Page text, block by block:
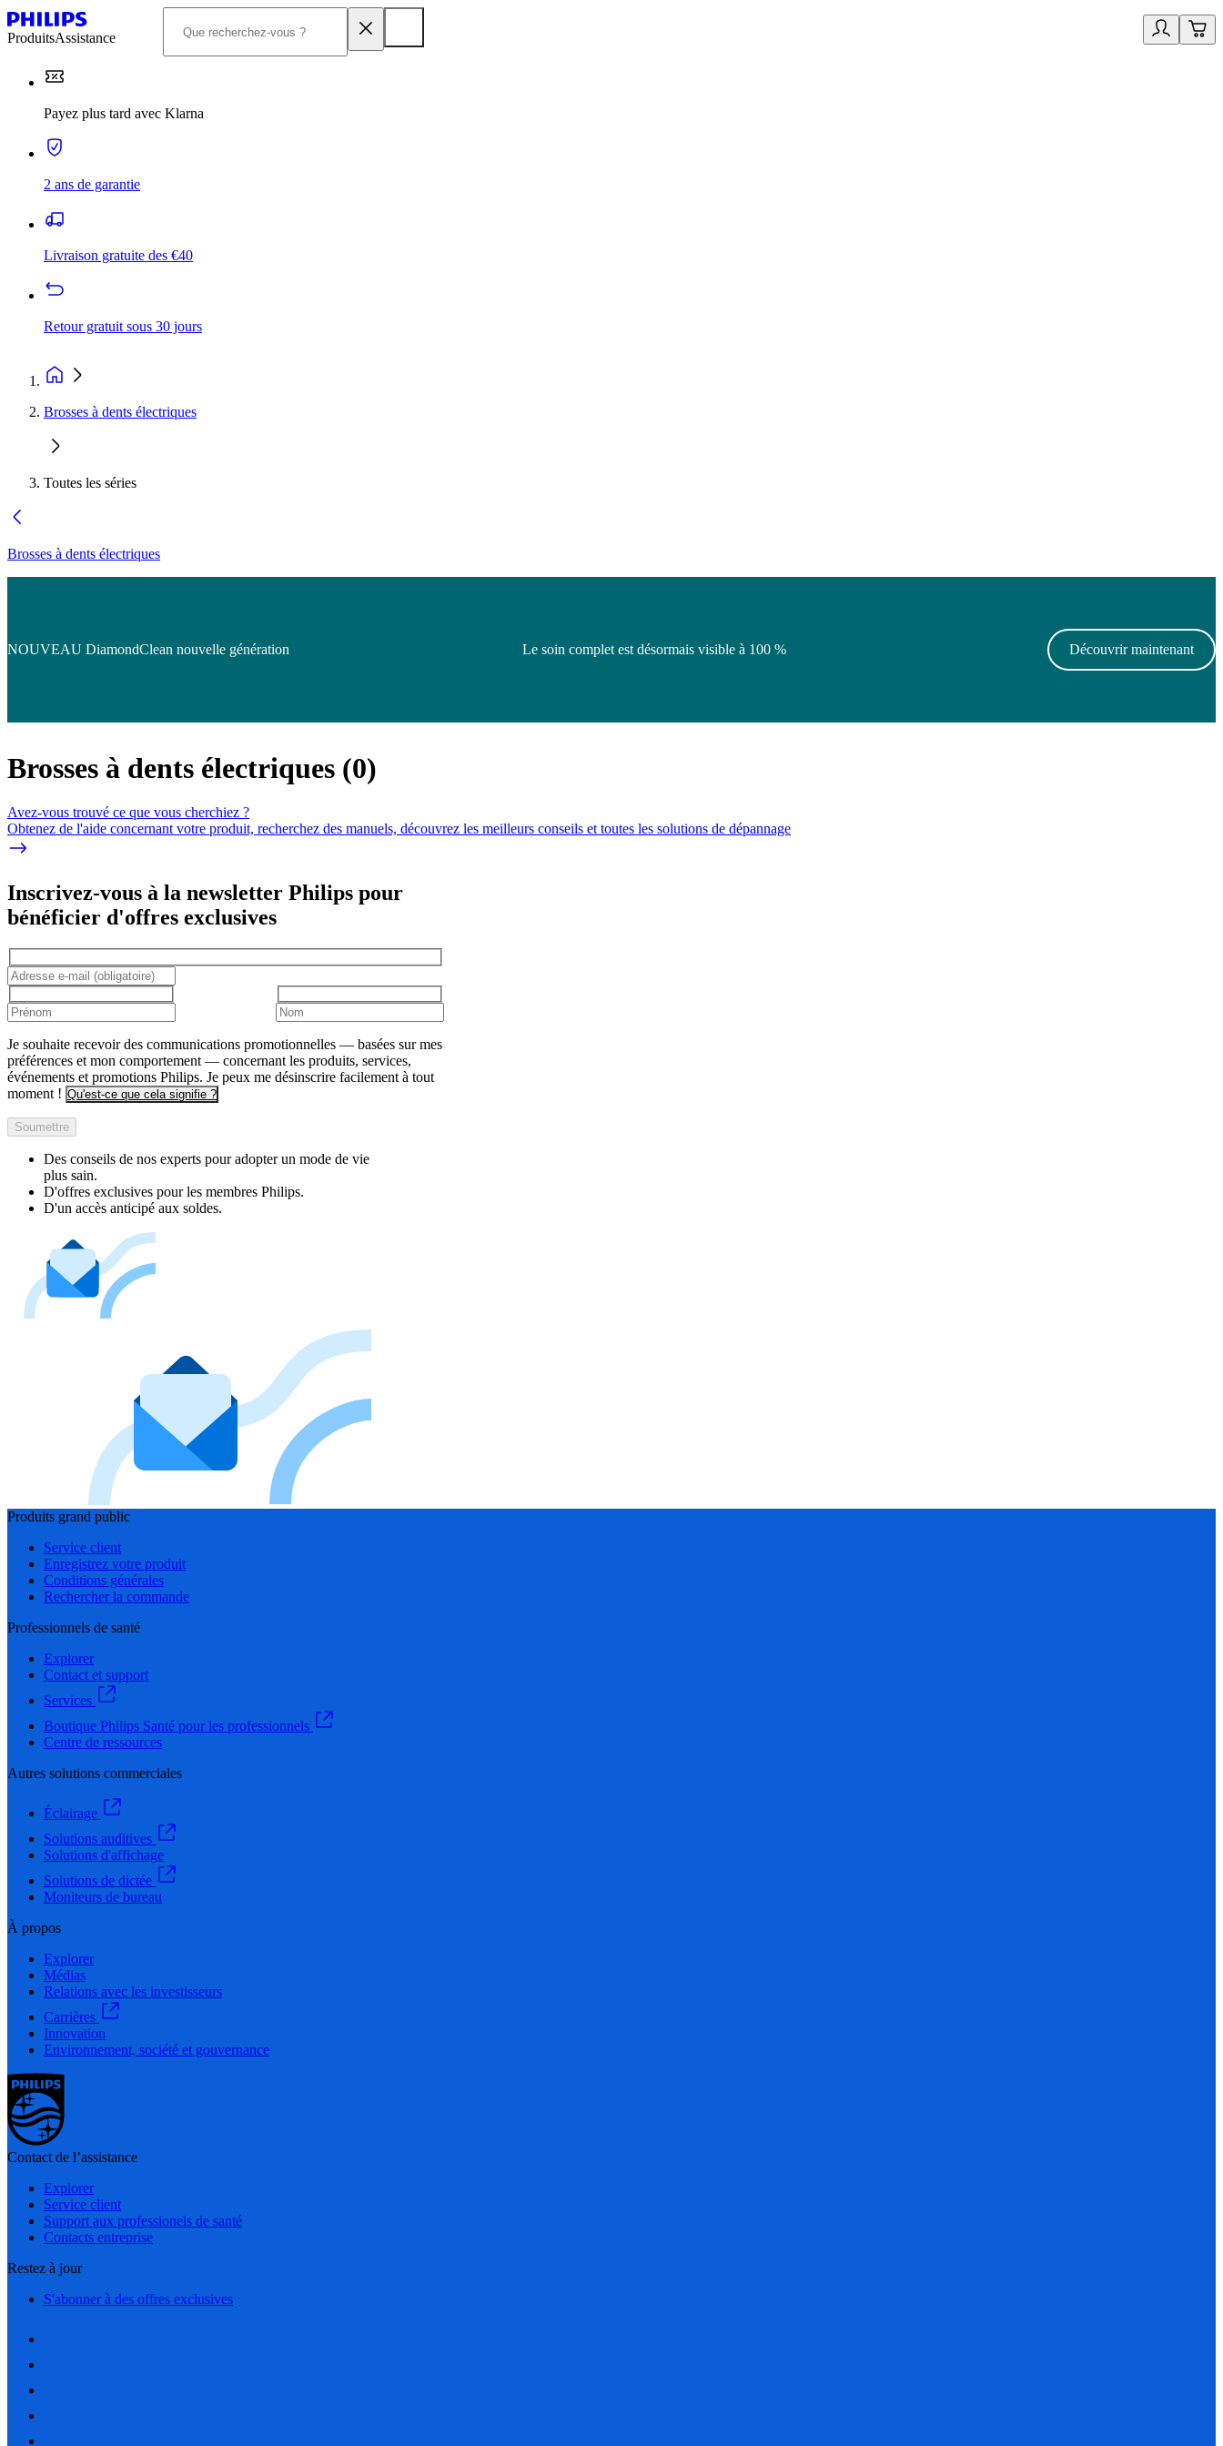
ProduitsAssistance
Payez plus tard avec Klarna
2 ans de garantie
Livraison gratuite des €40
Retour gratuit sous 30 jours
Brosses à dents électriques
Toutes les séries
Brosses à dents électriques
NOUVEAU DiamondClean nouvelle génération Le soin complet est désormais visible à 100 % Découvrir maintenant
Brosses à dents électriques (0)
Avez-vous trouvé ce que vous cherchiez ?
Obtenez de l'aide concernant votre produit, recherchez des manuels, découvrez les meilleurs conseils et toutes les solutions de dépannage
Inscrivez-vous à la newsletter Philips pour
bénéficier d'offres exclusives
Je souhaite recevoir des communications promotionnelles — basées sur mes
préférences et mon comportement — concernant les produits, services,
événements et promotions Philips. Je peux me désinscrire facilement à tout
moment ! Qu'est-ce que cela signifie ?
Soumettre
Des conseils de nos experts pour adopter un mode de vie
plus sain.
D'offres exclusives pour les membres Philips.
D'un accès anticipé aux soldes.
Produits grand public
Service client
Enregistrez votre produit
Conditions générales
Rechercher la commande
Professionnels de santé
Explorer
Contact et support
Services
Boutique Philips Santé pour les professionnels
Centre de ressources
Autres solutions commerciales
Éclairage
Solutions auditives
Solutions d'affichage
Solutions de dictée
Moniteurs de bureau
À propos
Explorer
Médias
Relations avec les investisseurs
Carrières
Innovation
Environnement, société et gouvernance
Contact de l’assistance
Explorer
Service client
Support aux professionels de santé
Contacts entreprise
Restez à jour
S'abonner à des offres exclusives